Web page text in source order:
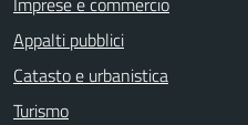
Appalti pubblici
Catasto e urbanistica
Turismo